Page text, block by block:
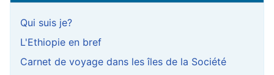
Qui suis je?
L'Ethiopie en bref
Carnet de voyage dans les îles de la Société